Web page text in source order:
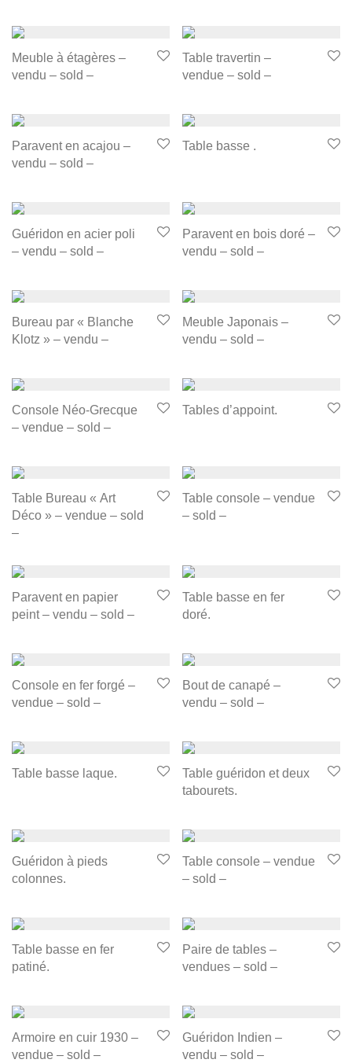
Meuble à étagères –
vendu – sold –
Table travertin –
vendue – sold –
Paravent en acajou –
vendu – sold –
Table basse .
Guéridon en acier poli
– vendu – sold –
Paravent en bois doré –
vendu – sold –
Bureau par « Blanche
Klotz » – vendu –
Meuble Japonais –
vendu – sold –
Console Néo-Grecque
– vendue – sold –
Tables d’appoint.
Table Bureau « Art
Déco » – vendue – sold
–
Table console – vendue
– sold –
Paravent en papier
peint – vendu – sold –
Table basse en fer
doré.
Console en fer forgé –
vendue – sold –
Bout de canapé –
vendu – sold –
Table basse laque.
Table guéridon et deux
tabourets.
Guéridon à pieds
colonnes.
Table console – vendue
– sold –
Table basse en fer
patiné.
Paire de tables –
vendues – sold –
Armoire en cuir 1930 –
vendue – sold –
Guéridon Indien –
vendu – sold –